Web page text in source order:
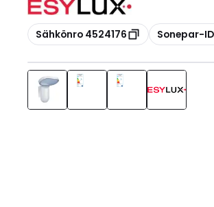
Kopioi
Sähkönro 4524176 Kopioi
Sonepar-